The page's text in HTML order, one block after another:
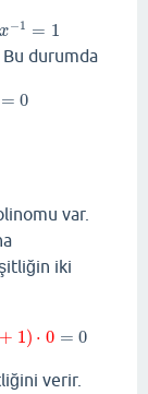
x−1 = 1
−1=1
durumda
= 0
var.
iki
+ 1) ⋅ 0 = 0
0= 0
verir.